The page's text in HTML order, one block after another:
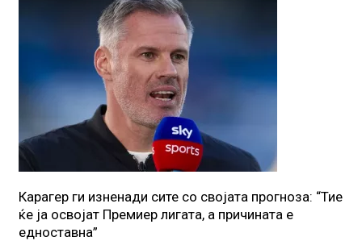
Карагер ги изненади сите со својата прогноза: “Тие
ќе ја освојат Премиер лигата, а причината е
едноставна”